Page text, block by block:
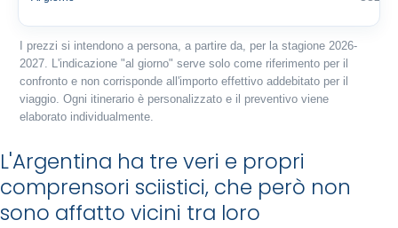
I prezzi si intendono a persona, a partire da, per la stagione 2026-
2027. L'indicazione "al giorno" serve solo come riferimento per il
confronto e non corrisponde all'importo effettivo addebitato per il
viaggio. Ogni itinerario è personalizzato e il preventivo viene
elaborato individualmente.
L'Argentina ha tre veri e propri
comprensori sciistici, che però non
sono affatto vicini tra loro